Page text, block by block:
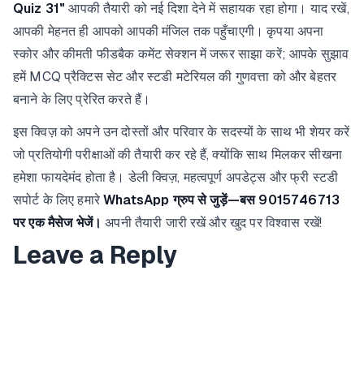
Quiz 31" आपकी तैयारी को नई दिशा देने में सहायक रहा होगा। याद रखें,
आपकी मेहनत ही आपको आपकी मंजिल तक पहुँचाएगी। कृपया अपना
स्कोर और कीमती फीडबैक कमेंट सेक्शन में जरूर साझा करें; आपके सुझाव
हमें MCQ प्रैक्टिस सेट और स्टडी मटेरियल की गुणवत्ता को और बेहतर
बनाने के लिए प्रेरित करते हैं।
इस क्विज़ को अपने उन दोस्तों और परिवार के सदस्यों के साथ भी शेयर करें
जो प्रतियोगी परीक्षाओं की तैयारी कर रहे हैं, क्योंकि साथ मिलकर सीखना
हमेशा फायदेमंद होता है। डेली क्विज़, महत्वपूर्ण अपडेट्स और फ्री स्टडी
सपोर्ट के लिए हमारेWhatsApp ग्रुप से जुड़ें—बस 9015746713
पर एक मैसेज भेजें। अपनी तैयारी जारी रखें और खुद पर विश्वास रखें!
Leave a Reply